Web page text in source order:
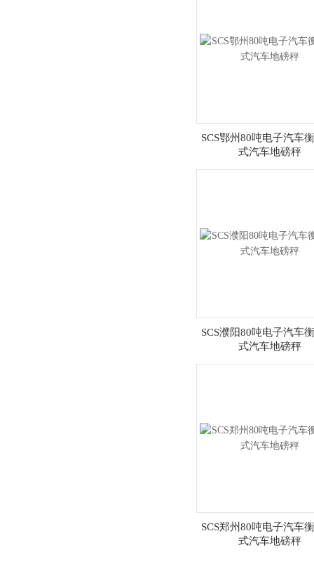
SCS鄂州80吨电子汽车
式汽车地磅秤
SCS濮阳80吨电子汽车
式汽车地磅秤
SCS郑州80吨电子汽车
式汽车地磅秤